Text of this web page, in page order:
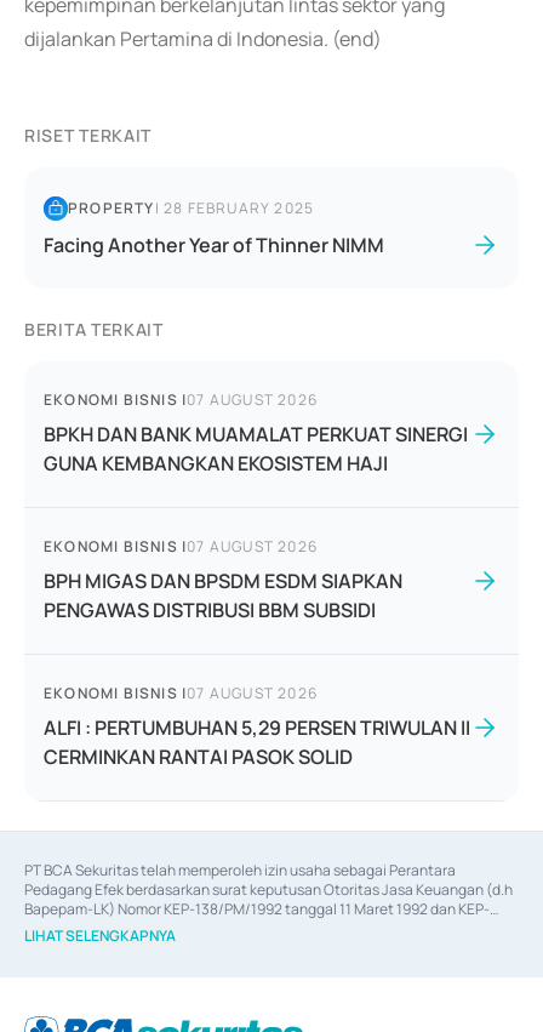
dijalankan Pertamina di Indonesia. (end)
RISET TERKAIT
PROPERTY|28 FEBRUARY 2025
Facing Another Year of Thinner NIMM
BERITA TERKAIT
EKONOMI BISNIS |07 AUGUST 2026
BPKH DAN BANK MUAMALAT PERKUAT SINERGI
GUNA KEMBANGKAN EKOSISTEM HAJI
EKONOMI BISNIS |07 AUGUST 2026
BPH MIGAS DAN BPSDM ESDM SIAPKAN
PENGAWAS DISTRIBUSI BBM SUBSIDI
EKONOMI BISNIS |07 AUGUST 2026
ALFI : PERTUMBUHAN 5,29 PERSEN TRIWULAN II
CERMINKAN RANTAI PASOK SOLID
PT BCA Sekuritas telah memperoleh izin usaha sebagai Perantara
Pedagang Efek berdasarkan surat keputusan Otoritas Jasa Keuangan (d.h
Bapepam-LK) Nomor KEP-138/PM/1992 tanggal 11 Maret 1992 dan KEP-
06/D.04/2014 tanggal 28 Februari 2014, izin usaha sebagai Penjamin Emisi
Efek berdasarkan surat keputusan Otoritas Jasa Keuangan Nomor KEP-
berdasarkan surat keputusan Otoritas Jasa Keuangan Nomor S-
LIHAT SELENGKAPNYA